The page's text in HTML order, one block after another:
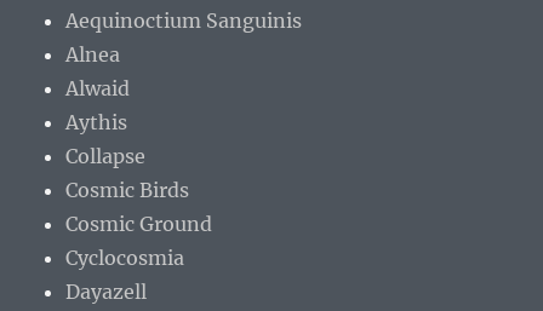
Aequinoctium Sanguinis
Alnea
Alwaid
Aythis
Collapse
Cosmic Birds
Cosmic Ground
Cyclocosmia
Dayazell